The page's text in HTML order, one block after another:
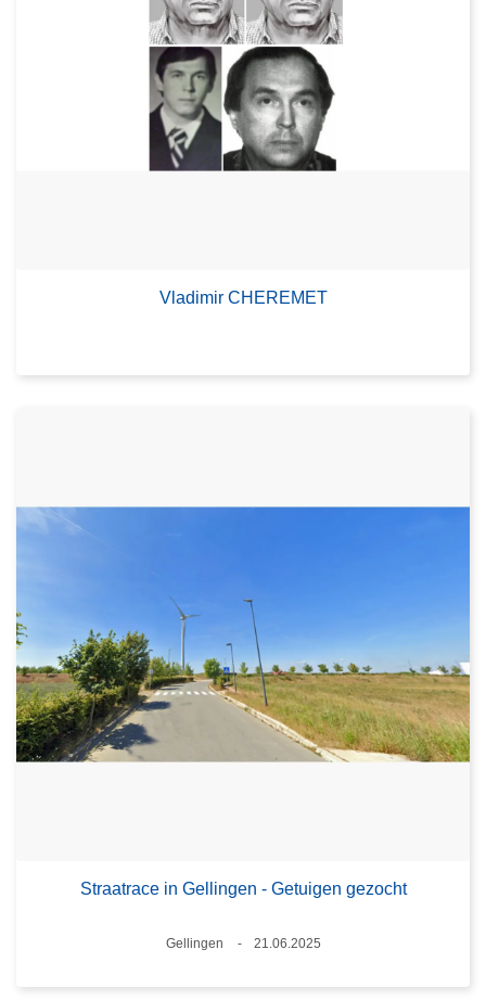
Vladimir CHEREMET
Straatrace in Gellingen - Getuigen gezocht
Plaats
Gellingen
21.06.2025